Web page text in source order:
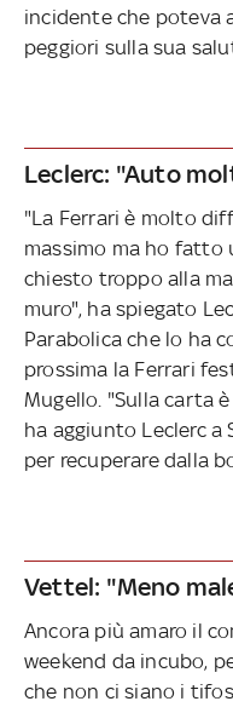
incidente che poteva
peggiori sulla sua
Leclerc: "Auto
"La Ferrari è molto
massimo ma ho fatto
chiesto troppo alla
muro", ha spiegato
Parabolica che lo ha
prossima la Ferrari
Mugello. "Sulla carta
ha aggiunto Leclerc a
per recuperare dalla
Vettel: "Meno
Ancora più amaro il
weekend da incubo,
che non ci siano i